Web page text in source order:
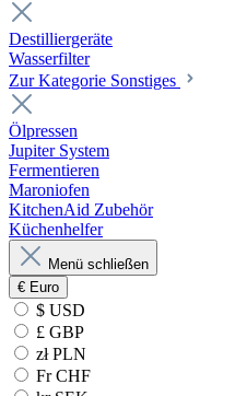
Destilliergeräte
Wasserfilter
Zur Kategorie Sonstiges
Ölpressen
Jupiter System
Fermentieren
Maroniofen
KitchenAid Zubehör
Küchenhelfer
Menü schließen
€ Euro
$ USD
£ GBP
zł PLN
Fr CHF